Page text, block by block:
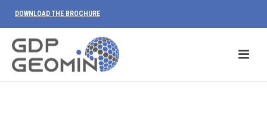
DOWNLOAD THE BROCHURE